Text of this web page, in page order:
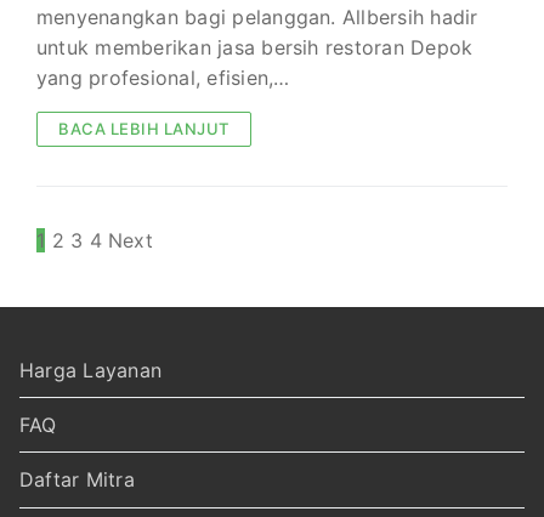
menyenangkan bagi pelanggan. Allbersih hadir
untuk memberikan jasa bersih restoran Depok
yang profesional, efisien,…
BACA LEBIH LANJUT
Paginasi
1 2 3 4 Next
Harga Layanan
FAQ
Daftar Mitra